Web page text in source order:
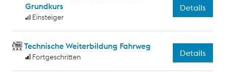
Grundkurs
Einsteiger
Details
Technische Weiterbildung Fahrweg
Fortgeschritten Details